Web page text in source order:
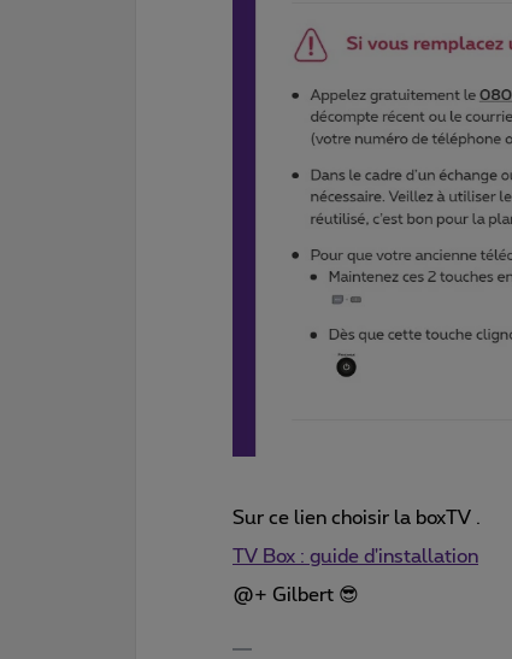
Sur ce lien choisir la boxTV .
TV Box : guide d'installation
@+ Gilbert 😎